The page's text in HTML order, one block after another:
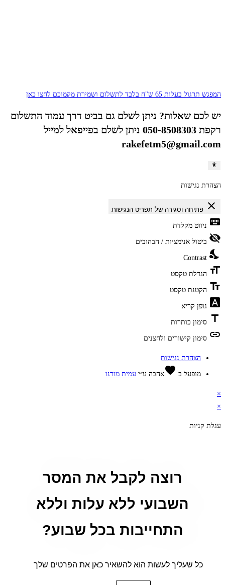
המפגש תרגול בעלות 65 ש"ח בלבד לתשלום ושמירת מקמוכם לחצו כאן
יש לכם שאלות? ניתן לשלם גם בביט דרך עמוד התשלום
רקפת 050-8508303 ניתן לשלם בפייפאל למייל
rakefetm5@gmail.com
הצהרת נגישות
close פתיחה וסגירה של תפריט הנגישות
keyboard ניווט מקלדת
visibility_off ביטול אנימציות / הבהובים
nights_stay
Contrast
format_size הגדלת טקסט
text_fields הקטנת טקסט
font_download גופן קריא
title סימון כותרות
link סימון קישורים ולחצנים
הצהרת נגישות
מופעל ב favoriteאהבה ע״י עמית מורנו
×
×
עגלת קניות
רוצה לקבל את המסר
השבועי ללא עלות וללא
התחייבות בכל שבוע?
כל שעליך לעשות הוא להשאיר כאן את הפרטים שלך